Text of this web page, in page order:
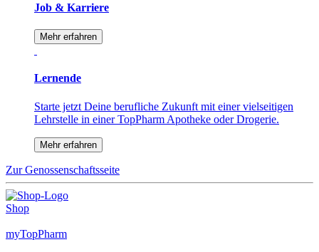
Job & Karriere
Mehr erfahren
Lernende
Starte jetzt Deine berufliche Zukunft mit einer vielseitigen
Lehrstelle in einer TopPharm Apotheke oder Drogerie.
Mehr erfahren
Zur Genossenschaftsseite
Shop
myTopPharm